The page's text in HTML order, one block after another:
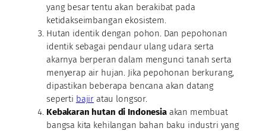
yang besar tentu akan berakibat pada
ketidakseimbangan ekosistem.
Hutan identik dengan pohon. Dan pepohonan
identik sebagai pendaur ulang udara serta
akarnya berperan dalam mengunci tanah serta
menyerap air hujan. Jika pepohonan berkurang,
dipastikan beberapa bencana akan datang
seperti bajir atau longsor.
Kebakaran hutan di Indonesiaakan membuat
bangsa kita kehilangan bahan baku industri yang